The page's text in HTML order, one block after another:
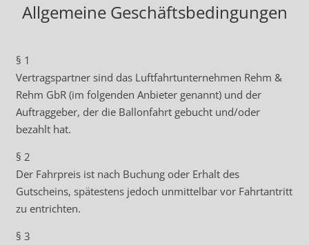
Allgemeine Geschäftsbedingungen
§ 1
Vertragspartner sind das Luftfahrtunternehmen Rehm &
Rehm GbR (im folgenden Anbieter genannt) und der
Auftraggeber, der die Ballonfahrt gebucht und/oder
bezahlt hat.
§ 2
Der Fahrpreis ist nach Buchung oder Erhalt des
Gutscheins, spätestens jedoch unmittelbar vor Fahrtantritt
zu entrichten.
§ 3